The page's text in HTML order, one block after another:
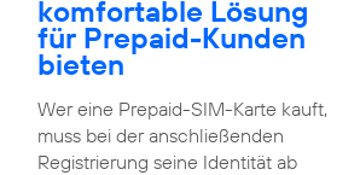
komfortable Lösung
für Prepaid-Kunden
bieten
Wer eine Prepaid-SIM-Karte kauft,
muss bei der anschließenden
Registrierung seine Identität ab